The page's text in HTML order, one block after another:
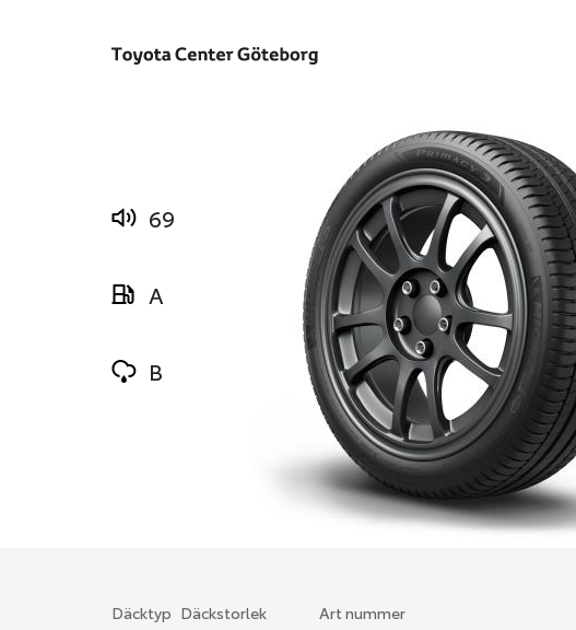
69
A
B
Däcktyp Däckstorlek Art nummer